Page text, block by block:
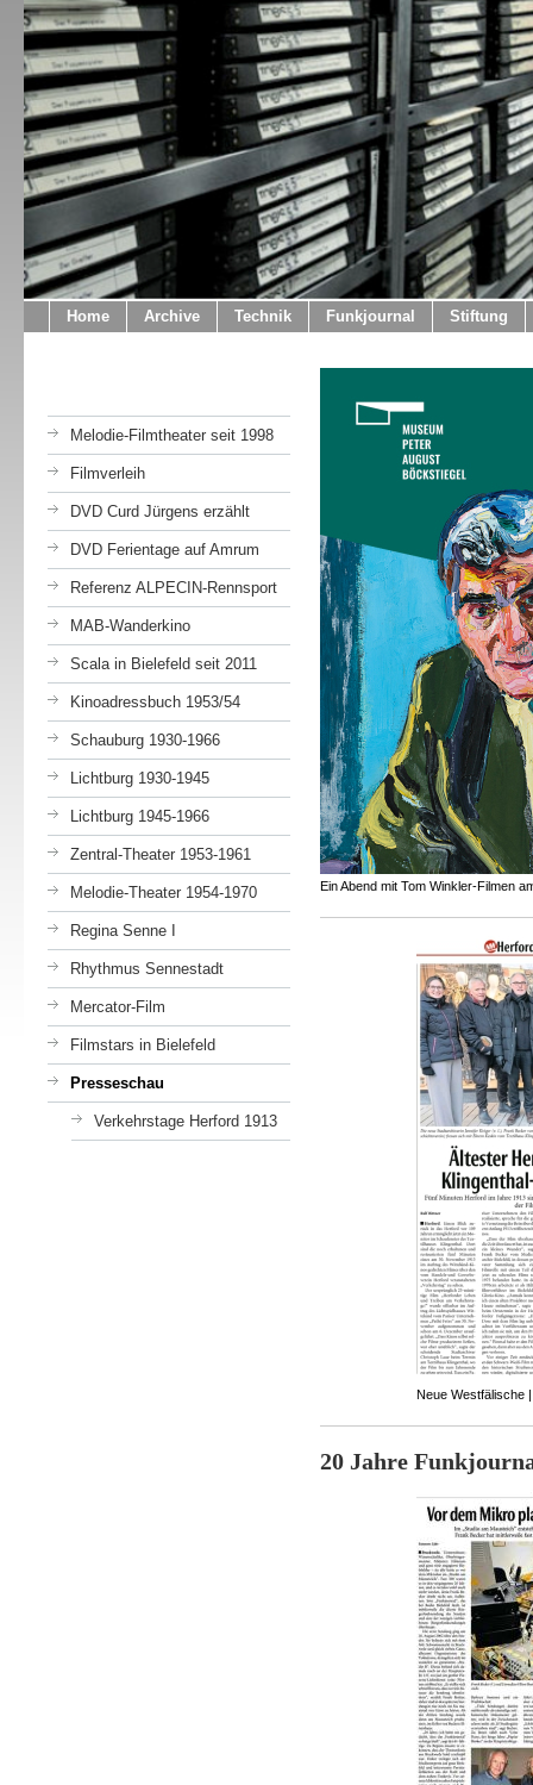
Home Archive Technik Funkjournal Stiftung
Melodie-Filmtheater seit 1998
Filmverleih
DVD Curd Jürgens erzählt
DVD Ferientage auf Amrum
Referenz ALPECIN-Rennsport
MAB-Wanderkino
Scala in Bielefeld seit 2011
Kinoadressbuch 1953/54
Schauburg 1930-1966
Lichtburg 1930-1945
Lichtburg 1945-1966
Zentral-Theater 1953-1961
Melodie-Theater 1954-1970
Regina Senne I
Rhythmus Sennestadt
Mercator-Film
Filmstars in Bielefeld
Presseschau
Verkehrstage Herford 1913
Ein Abend mit Tom Winkler-Filmen
Neue Westfälische
20 Jahre